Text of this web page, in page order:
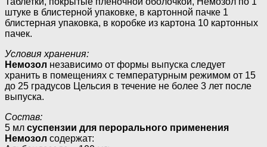
штуке в блистерной упаковке, в картонной пачке 1
блистерная упаковка, в коробке из картона 10 картонных
пачек.
Условия хранения:
Немозол независимо от формы выпуска следует
хранить в помещениях с температурным режимом от 15
до 25 градусов Цельсия в течение не более 3 лет после
выпуска.
Состав:
5 мл суспензии для перорального применения
Немозол содержат: